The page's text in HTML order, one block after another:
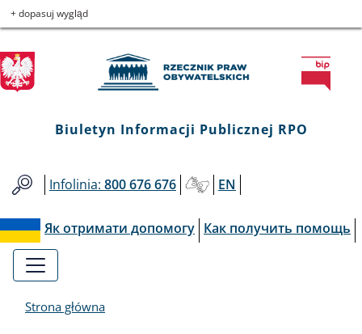
Przejdź
do
menu
głównego
Przejdź
do
treści
Przejdź
to
informacji
o
kontakcie
Przejdź
do
mapy
serwisu
Biuletyn
Informacji
Publicznej
RPO
+ dopasuj wygląd
Biuletyn Informacji Publicznej RPO
Infolinia: 800 676 676 EN
Як отримати допомогу Как получить помощь
Strona główna